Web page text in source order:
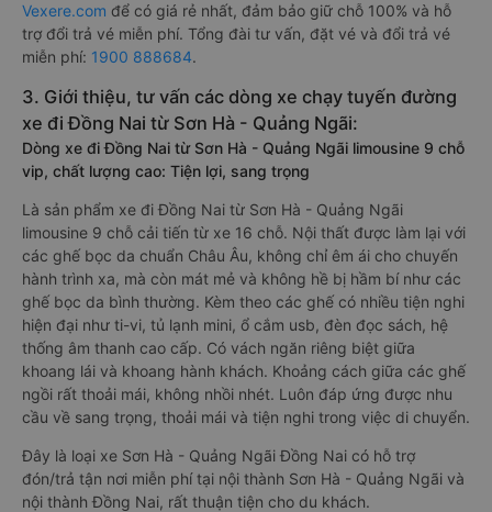
Vexere.com để có giá rẻ nhất, đảm bảo giữ chỗ 100% và hỗ
trợ đổi trả vé miễn phí. Tổng đài tư vấn, đặt vé và đổi trả vé
miễn phí: 1900 888684.
3. Giới thiệu, tư vấn các dòng xe chạy tuyến đường
xe đi Đồng Nai từ Sơn Hà - Quảng Ngãi:
Dòng xe đi Đồng Nai từ Sơn Hà - Quảng Ngãi limousine 9 chỗ
vip, chất lượng cao: Tiện lợi, sang trọng
Là sản phẩm xe đi Đồng Nai từ Sơn Hà - Quảng Ngãi
limousine 9 chỗ cải tiến từ xe 16 chỗ. Nội thất được làm lại với
các ghế bọc da chuẩn Châu Âu, không chỉ êm ái cho chuyến
hành trình xa, mà còn mát mẻ và không hề bị hầm bí như các
ghế bọc da bình thường. Kèm theo các ghế có nhiều tiện nghi
hiện đại như ti-vi, tủ lạnh mini, ổ cắm usb, đèn đọc sách, hệ
thống âm thanh cao cấp. Có vách ngăn riêng biệt giữa
khoang lái và khoang hành khách. Khoảng cách giữa các ghế
ngồi rất thoải mái, không nhồi nhét. Luôn đáp ứng được nhu
cầu về sang trọng, thoải mái và tiện nghi trong việc di chuyển.
Đây là loại xe Sơn Hà - Quảng Ngãi Đồng Nai có hỗ trợ
đón/trả tận nơi miễn phí tại nội thành Sơn Hà - Quảng Ngãi và
nội thành Đồng Nai, rất thuận tiện cho du khách.